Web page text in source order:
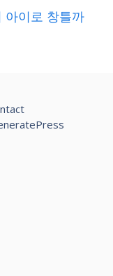
아이로 창틀까